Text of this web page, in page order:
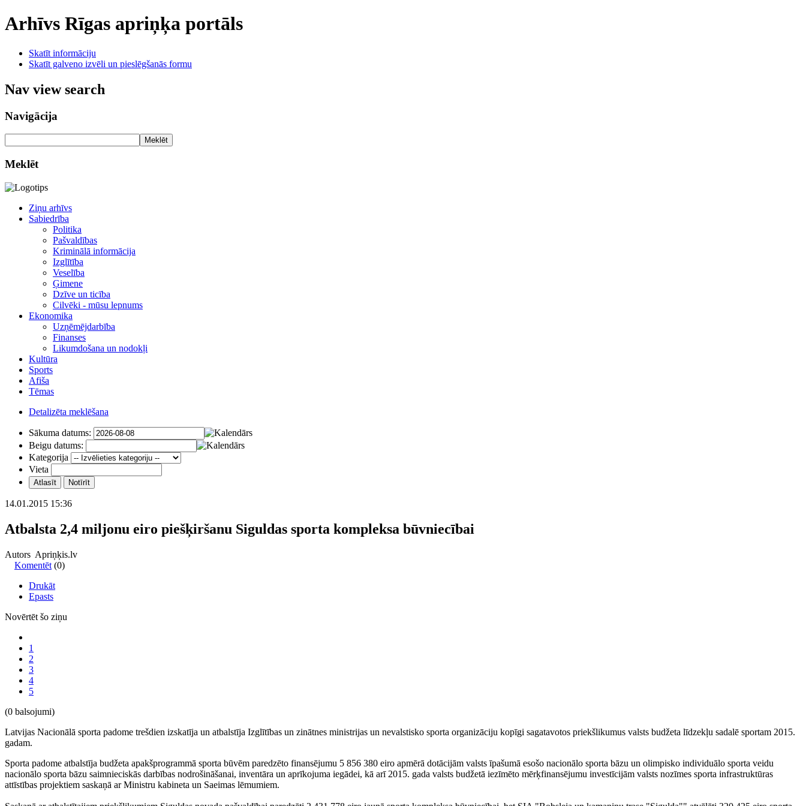
Arhīvs Rīgas apriņķa portāls
Skatīt informāciju
Skatīt galveno izvēli un pieslēgšanās formu
Nav view search
Navigācija
Meklēt
Meklēt
Ziņu arhīvs
Sabiedrība
Politika
Pašvaldības
Kriminālā informācija
Izglītība
Veselība
Ģimene
Dzīve un ticība
Cilvēki - mūsu lepnums
Ekonomika
Uzņēmējdarbība
Finanses
Likumdošana un nodokļi
Kultūra
Sports
Afiša
Tēmas
Detalizēta meklēšana
Sākuma datums:
Beigu datums:
Kategorija
Vieta
14.01.2015 15:36
Atbalsta 2,4 miljonu eiro piešķiršanu Siguldas sporta kompleksa būvniecībai
Autors Apriņķis.lv
Komentēt (0)
Drukāt
Epasts
Novērtēt šo ziņu
1
2
3
4
5
(0 balsojumi)
Latvijas Nacionālā sporta padome trešdien izskatīja un atbalstīja Izglītības un zinātnes ministrijas un nevalstisko sporta organizāciju kopīgi sagatavotos priekšlikumus valsts budžeta līdzekļu sadalē sportam 2015.
gadam.
Sporta padome atbalstīja budžeta apakšprogrammā sporta būvēm paredzēto finansējumu 5 856 380 eiro apmērā dotācijām valsts īpašumā esošo nacionālo sporta bāzu un olimpisko individuālo sporta veidu
nacionālo sporta bāzu saimnieciskās darbības nodrošināšanai, inventāra un aprīkojuma iegādei, kā arī 2015. gada valsts budžetā iezīmēto mērķfinansējumu investīcijām valsts nozīmes sporta infrastruktūras
attīstības projektiem saskaņā ar Ministru kabineta un Saeimas lēmumiem.